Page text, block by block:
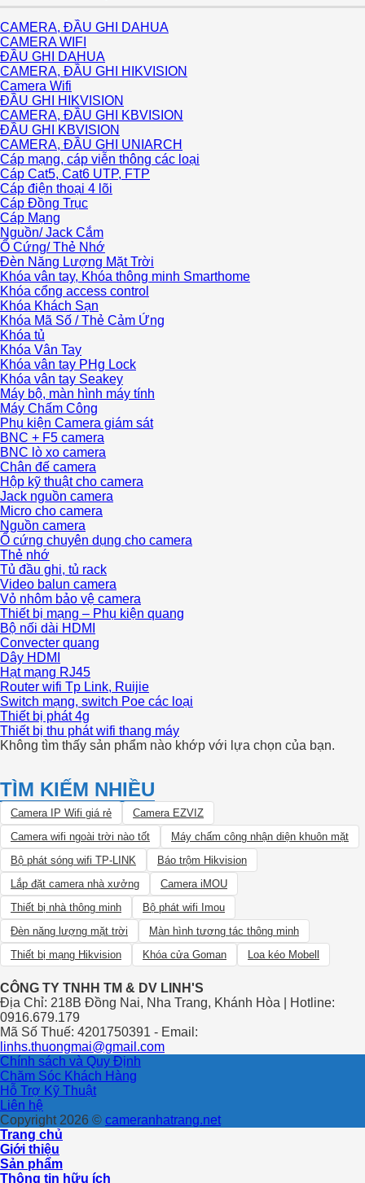
CAMERA, ĐẦU GHI DAHUA
CAMERA WIFI
ĐẦU GHI DAHUA
CAMERA, ĐẦU GHI HIKVISION
Camera Wifi
ĐẦU GHI HIKVISION
CAMERA, ĐẦU GHI KBVISION
ĐẦU GHI KBVISION
CAMERA, ĐẦU GHI UNIARCH
Cáp mạng, cáp viễn thông các loại
Cáp Cat5, Cat6 UTP, FTP
Cáp điện thoại 4 lõi
Cáp Đồng Trục
Cáp Mạng
Nguồn/ Jack Cắm
Ổ Cứng/ Thẻ Nhớ
Đèn Năng Lượng Mặt Trời
Khóa vân tay, Khóa thông minh Smarthome
Khóa cổng access control
Khóa Khách Sạn
Khóa Mã Số / Thẻ Cảm Ứng
Khóa tủ
Khóa Vân Tay
Khóa vân tay PHg Lock
Khóa vân tay Seakey
Máy bộ, màn hình máy tính
Máy Chấm Công
Phụ kiện Camera giám sát
BNC + F5 camera
BNC lò xo camera
Chân đế camera
Hộp kỹ thuật cho camera
Jack nguồn camera
Micro cho camera
Nguồn camera
Ổ cứng chuyên dụng cho camera
Thẻ nhớ
Tủ đầu ghi, tủ rack
Video balun camera
Vỏ nhôm bảo vệ camera
Thiết bị mạng – Phụ kiện quang
Bộ nối dài HDMI
Convecter quang
Dây HDMI
Hạt mạng RJ45
Router wifi Tp Link, Ruijie
Switch mạng, switch Poe các loại
Thiết bị phát 4g
Thiết bị thu phát wifi thang máy
Không tìm thấy sản phẩm nào khớp với lựa chọn của bạn.
TÌM KIẾM NHIỀU
Camera IP Wifi giá rẻ
Camera EZVIZ
Camera wifi ngoài trời nào tốt
Máy chấm công nhận diện khuôn mặt
Bộ phát sóng wifi TP-LINK
Báo trộm Hikvision
Lắp đặt camera nhà xưởng
Camera iMOU
Thiết bị nhà thông minh
Bộ phát wifi Imou
Đèn năng lượng mặt trời
Màn hình tương tác thông minh
Thiết bị mạng Hikvision
Khóa cửa Goman Loa kéo Mobell
CÔNG TY TNHH TM & DV LINH'S
Địa Chỉ: 218B Đồng Nai, Nha Trang, Khánh Hòa | Hotline:
0916.679.179
Mã Số Thuế: 4201750391 - Email:
linhs.thuongmai@gmail.com
Chính sách và Quy Định
Chăm Sóc Khách Hàng
Hỗ Trợ Kỹ Thuật
Liên hệ
Copyright 2026 © cameranhatrang.net
Trang chủ
Giới thiệu
Sản phẩm
Thông tin hữu ích